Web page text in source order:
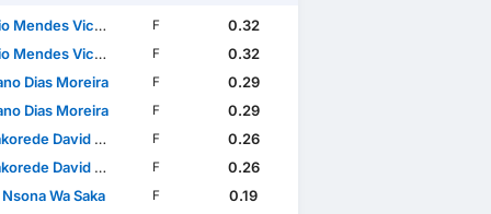
Mendes Vicente F
0.32
Mendes Vicente
F
0.32
Dias Moreira
F
0.29
Dias Moreira
F
0.29
David Osundina
F
0.26
David Osundina
F
0.26
Wa Saka
F
0.19